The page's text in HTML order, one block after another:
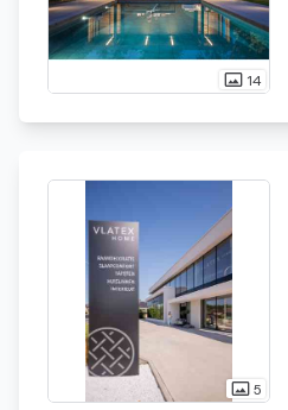
photo_size_select_actual 14
photo_size_select_actual5